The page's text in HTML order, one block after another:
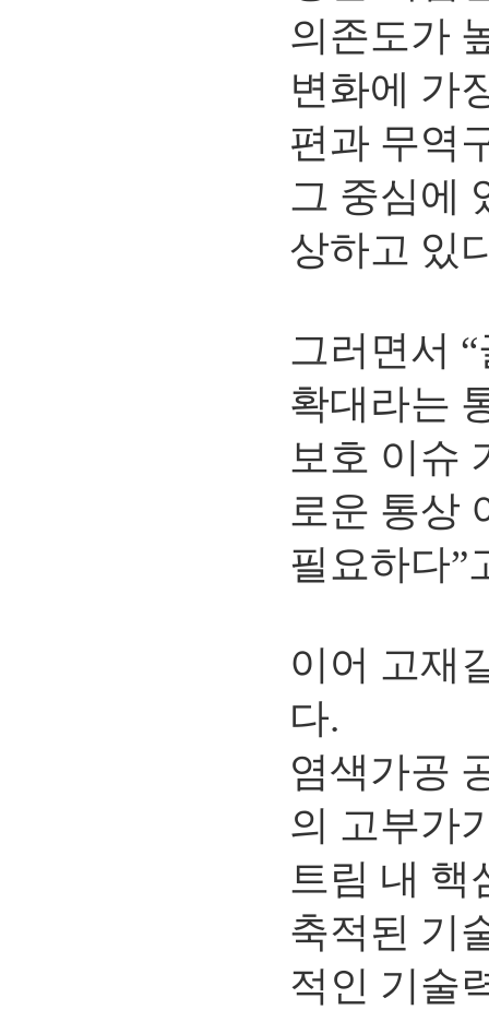
의존도가
변화에 가
편과 무역
그 중심에
상하고 있
그러면서
확대라는
보호 이슈
로운 통상
필요하다”
이어 고재
다.
염색가공
의 고부가
트림 내 핵
축적된 기
적인 기술